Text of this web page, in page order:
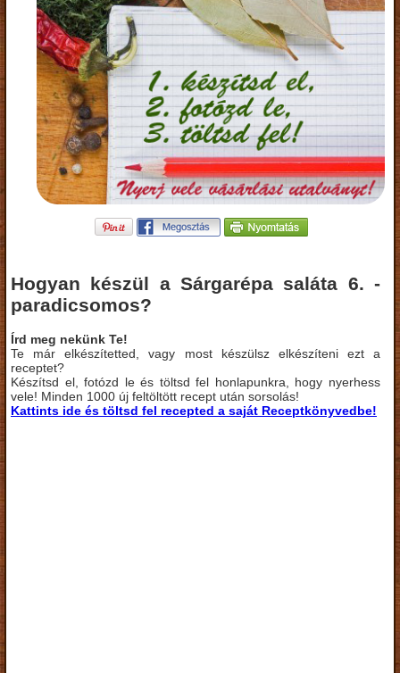
Hogyan készül a Sárgarépa saláta 6. -
paradicsomos?
Írd meg nekünk Te!
Te már elkészítetted, vagy most készülsz elkészíteni ezt a
receptet?
Készítsd el, fotózd le és töltsd fel honlapunkra, hogy nyerhess
vele! Minden 1000 új feltöltött recept után sorsolás!
Kattints ide és töltsd fel recepted a saját Receptkönyvedbe!